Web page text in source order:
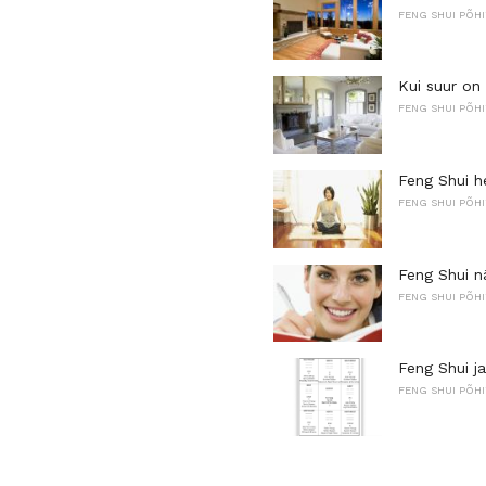
FENG SHUI
Kui suur on
FENG SHUI
Feng Shui
FENG SHUI
Feng Shui
FENG SHUI
Feng Shui
FENG SHUI